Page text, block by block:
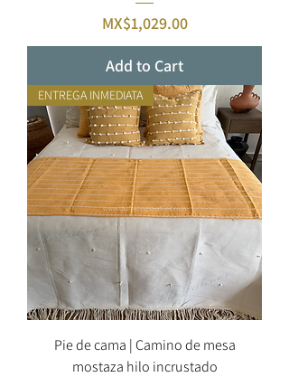
Price
MX$1,029.00
Add to Cart
ENTREGA INMEDIATA
Pie de cama | Camino de mesa
mostaza hilo incrustado